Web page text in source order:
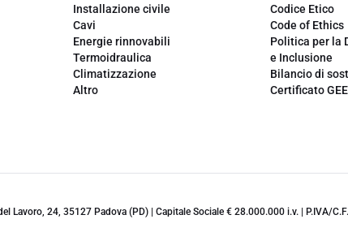
Installazione civile
Cavi
Energie rinnovabili
Termoidraulica
Climatizzazione
Altro
Codice Etico
Code of Ethics
Politica per la
e Inclusione
Bilancio di
Certificato
Lavoro, 24, 35127 Padova (PD) | Capitale Sociale € 28.000.000 i.v. | P.IVA/